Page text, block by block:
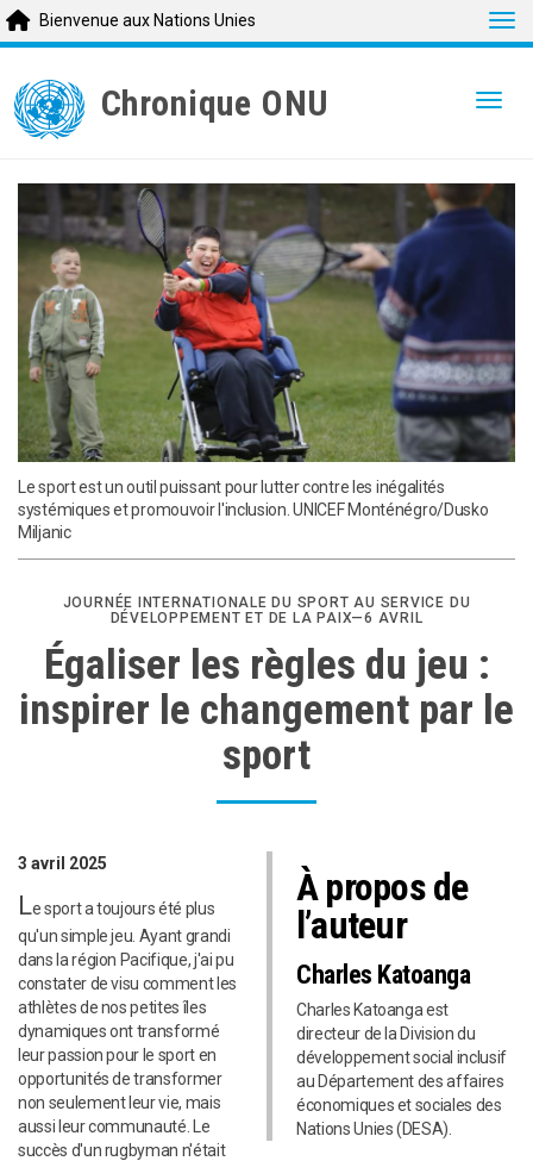
main
content
Bienvenue aux Nations Unies
Chronique ONU
Le sport est un outil puissant pour lutter contre les inégalités
systémiques et promouvoir l'inclusion. UNICEF Monténégro/Dusko
Miljanic
JOURNÉE INTERNATIONALE DU SPORT AU SERVICE DU
DÉVELOPPEMENT ET DE LA PAIX—6 AVRIL
Égaliser les règles du jeu :
inspirer le changement par le
sport
À propos de
l’auteur
Charles Katoanga
Charles Katoanga est
directeur de la Division du
développement social inclusif
au Département des affaires
économiques et sociales des
Nations Unies (DESA).
3 avril 2025
Le sport a toujours été plus
qu'un simple jeu. Ayant grandi
dans la région Pacifique, j'ai pu
constater de visu comment les
athlètes de nos petites îles
dynamiques ont transformé
leur passion pour le sport en
opportunités de transformer
non seulement leur vie, mais
aussi leur communauté. Le
succès d'un rugbyman n'était